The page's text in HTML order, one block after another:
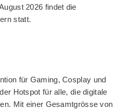
2026 findet die
statt.
für Gaming, Cosplay und
Hotspot für alle, die digitale
Mit einer Gesamtgrösse von